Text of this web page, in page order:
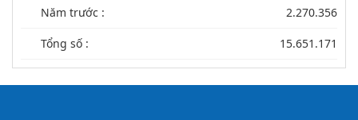
Năm trước : 2.270.356
Tổng số : 15.651.171